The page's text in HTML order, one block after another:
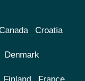
Croatia
Denmark